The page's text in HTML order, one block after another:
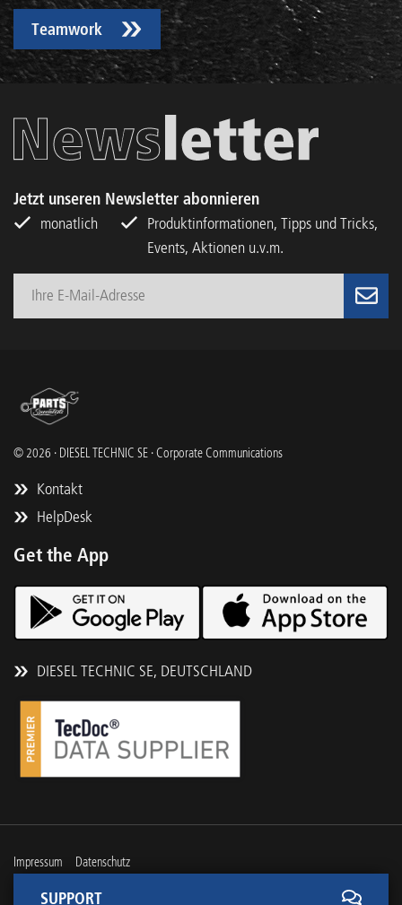
Teamwork
Jetzt unseren Newsletter abonnieren
monatlich
Produktinformationen, Tipps und Tricks,
Events, Aktionen u.v.m.
© 2026 · DIESEL TECHNIC SE · Corporate Communications
Kontakt
HelpDesk
Get the App
DIESEL TECHNIC SE, DEUTSCHLAND
Impressum Datenschutz
SUPPORT